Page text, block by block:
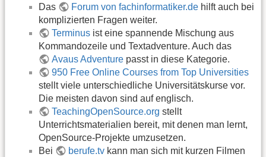
Das
Forum von fachinformatiker.de hilft auch bei
komplizierten Fragen weiter.
Terminus ist eine spannende Mischung aus
Kommandozeile und Textadventure. Auch das
Avaus Adventure passt in diese Kategorie.
950 Free Online Courses from Top Universities
stellt viele unterschiedliche Universitätskurse vor.
Die meisten davon sind auf englisch.
TeachingOpenSource.org stellt
Unterrichtsmaterialien bereit, mit denen man lernt,
OpenSource-Projekte umzusetzen.
Bei
berufe.tv kann man sich mit kurzen Filmen